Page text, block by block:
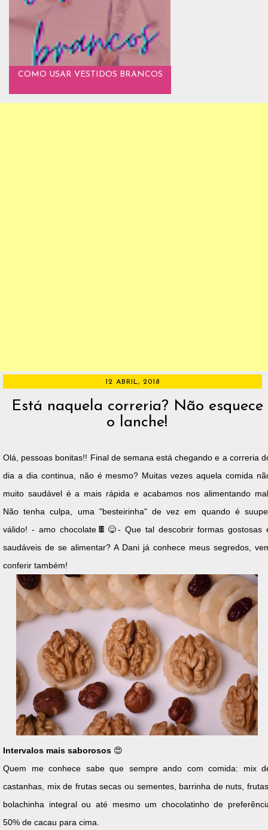
COMO USAR VESTIDOS BRANCOS
12 ABRIL, 2018
Está naquela correria? Não esquece
o lanche!
Olá, pessoas bonitas!! Final de semana está chegando e a correria
dia a dia continua, não é mesmo? Muitas vezes aquela comida
muito saudável é a mais rápida e acabamos nos alimentando
Não tenha culpa, uma "besteirinha" de vez em quando é
válido! - amo chocolate🍫😋- Que tal descobrir formas gostosas
saudáveis de se alimentar? A Dani já conhece meus segredos,
conferir também!
Intervalos mais saborosos 😍
Quem me conhece sabe que sempre ando com comida: mix
castanhas, mix de frutas secas ou sementes, barrinha de nuts,
bolachinha integral ou até mesmo um chocolatinho de
50% de cacau para cima.